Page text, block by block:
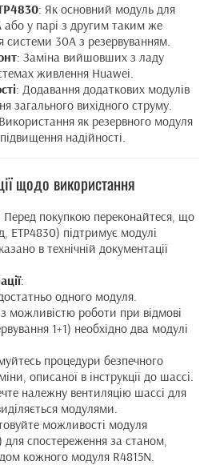
: Як основний модуль для
або у парі з другим таким же
системи 30А з резервуванням.
: Заміна вийшовших з ладу
живлення Huawei.
: Додавання додаткових модулів
загального вихідного струму.
як резервного модуля
надійності.
щодо використання
Перед покупкою переконайтеся, що
ETP4830) підтримує модулі
в технічній документації
:
одного модуля.
можливістю роботи при відмові
1+1) необхідно два модулі
процедури безпечного
описаної в інструкції до шассі.
належну вентиляцію шассі для
модулями.
можливості модуля
для спостереження за станом,
кожного модуля R4815N.